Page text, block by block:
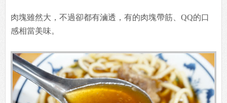
肉塊雖然大，不過卻都有滷透，有的肉塊帶筋、QQ的口
感相當美味。